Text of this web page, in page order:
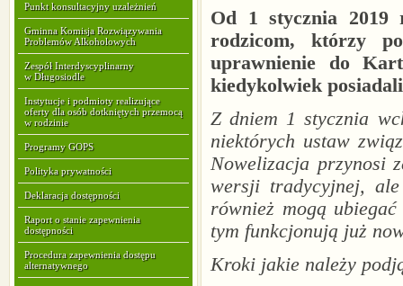
Punkt konsultacyjny uzależnień
Gminna Komisja Rozwiązywania
Problemów Alkoholowych
Zespół Interdyscyplinarny
w Długosiodle
Instytucje i podmioty realizujące
oferty dla osób dotkniętych przemocą
w rodzinie
Programy GOPS
Polityka prywatności
Deklaracja dostępności
Raport o stanie zapewnienia
dostępności
Procedura zapewnienia dostępu
alternatywnego
Od 1 stycznia 2019
rodzicom, którzy
uprawnienie do
kiedykolwiek
Z dniem 1 stycznia
niektórych ustaw
Nowelizacja przynosi
wersji tradycyjnej, ale
również mogą
tym funkcjonują już
Kroki jakie należy